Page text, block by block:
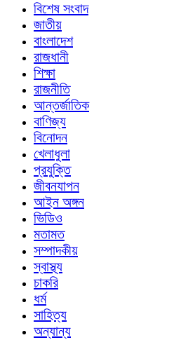
বিশেষ সংবাদ
জাতীয়
বাংলাদেশ
রাজধানী
শিক্ষা
রাজনীতি
আন্তর্জাতিক
বাণিজ্য
বিনোদন
খেলাধুলা
প্রযুক্তি
জীবনযাপন
আইন অঙ্গন
ভিডিও
মতামত
সম্পাদকীয়
স্বাস্থ্য
চাকরি
ধর্ম
সাহিত্য
অন্যান্য